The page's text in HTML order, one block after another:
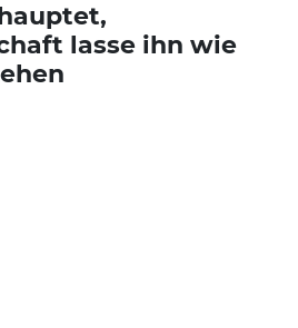
lasse ihn wie